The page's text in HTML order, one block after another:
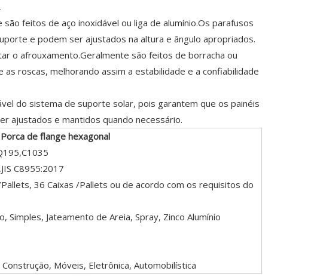
feitos de aço inoxidável ou liga de alumínio.Os parafusos
e podem ser ajustados na altura e ângulo apropriados.
o afrouxamento.Geralmente são feitos de borracha ou
roscas, melhorando assim a estabilidade e a confiabilidade
do sistema de suporte solar, pois garantem que os painéis
ajustados e mantidos quando necessário.
de flange hexagonal
C8955:2017
36 Caixas /Pallets ou de acordo com os requisitos do
Simples, Jateamento de Areia, Spray, Zinco Alumínio
Móveis, Eletrônica, Automobilística